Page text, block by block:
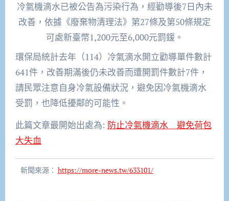
冷氣機滴水已被公告為污染行為，經勸導後7日內未
改善，依據《廢棄物清理法》第27條及第50條規定
可處新臺幣1,200元至6,000元罰鍰。
環保局統計去年（114）冷氣滴水開立勸導單件數計
641件，改善期滿後仍未改善而遭開罰件數計7件，
請民眾注意自身冷氣設備狀況，避免因冷氣機滴水
受罰，也降低擾鄰的可能性。
此篇文章最開始出處為: 防止冷氣機滴水 避免荷包
大失血
新聞來源： https://more-news.tw/633101/